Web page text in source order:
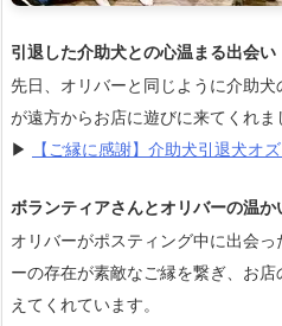
引退した介助犬との心温まる出会い
先日、オリバーと同じように介助
が遠方からお店に遊びに来てくれま
▶
【ご縁に感謝】介助犬引退犬オ
ボランティアさんとオリバーの温か
オリバーがポスティング中に出会
ーの存在が素敵なご縁を繋ぎ、お
えてくれています。